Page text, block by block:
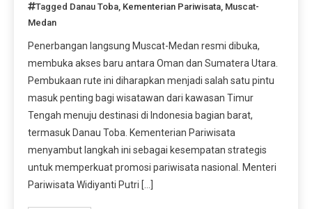
Tagged Danau Toba Kementerian Pariwisata Muscat-
Medan
Penerbangan langsung Muscat-Medan resmi dibuka,
membuka akses baru antara Oman dan Sumatera Utara.
Pembukaan rute ini diharapkan menjadi salah satu pintu
masuk penting bagi wisatawan dari kawasan Timur
Tengah menuju destinasi di Indonesia bagian barat,
termasuk Danau Toba. Kementerian Pariwisata
menyambut langkah ini sebagai kesempatan strategis
untuk memperkuat promosi pariwisata nasional. Menteri
Pariwisata Widiyanti Putri […]